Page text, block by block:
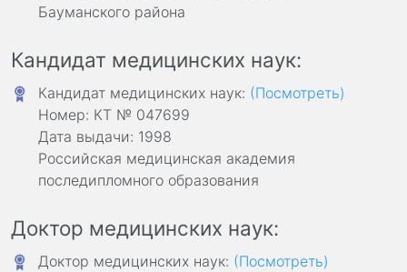
Бауманского района
Кандидат медицинских наук:
Кандидат медицинских наук: (Посмотреть)
Номер: КТ № 047699
Дата выдачи: 1998
Российская медицинская академия
последипломного образования
Доктор медицинских наук:
Доктор медицинских наук: (Посмотреть)